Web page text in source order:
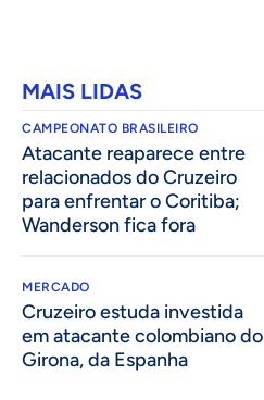
MAIS LIDAS
CAMPEONATO BRASILEIRO
Atacante reaparece entre
relacionados do Cruzeiro
para enfrentar o Coritiba;
Wanderson fica fora
MERCADO
Cruzeiro estuda investida
em atacante colombiano do
Girona, da Espanha